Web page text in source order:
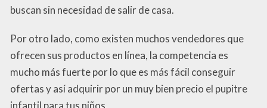
buscan sin necesidad de salir de casa.
Por otro lado, como existen muchos vendedores que
ofrecen sus productos en línea, la competencia es
mucho más fuerte por lo que es más fácil conseguir
ofertas y así adquirir por un muy bien precio el pupitre
infantil para tus niños.